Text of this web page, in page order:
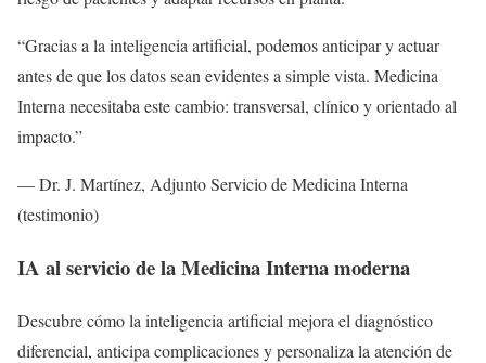
“Gracias a la inteligencia artificial, podemos anticipar y actuar
antes de que los datos sean evidentes a simple vista. Medicina
Interna necesitaba este cambio: transversal, clínico y orientado al
impacto.”
— Dr. J. Martínez, Adjunto Servicio de Medicina Interna
(testimonio)
IA al servicio de la Medicina Interna moderna
Descubre cómo la inteligencia artificial mejora el diagnóstico
diferencial, anticipa complicaciones y personaliza la atención de